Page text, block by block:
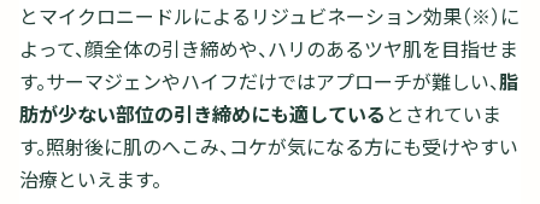
とマイクロニードルによるリジュビネーション効果（※）に
よって、顔全体の引き締めや、ハリのあるツヤ肌を目指せま
す。サーマジェンやハイフだけではアプローチが難しい、脂
肪が少ない部位の引き締めにも適している とされていま
す。照射後に肌のへこみ、コケが気になる方にも受けやすい
治療といえます。